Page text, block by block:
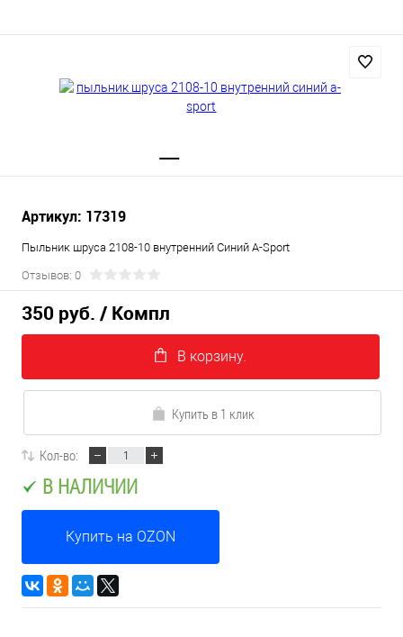
Артикул: 17319
Пыльник шруса 2108-10 внутренний Синий A-Sport
Отзывов: 0
350 руб. / Компл
В корзину.
Купить в 1 клик
Кол-во:
В НАЛИЧИИ
Купить на OZON